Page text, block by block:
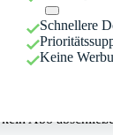
Schnellere
Keine
Abo